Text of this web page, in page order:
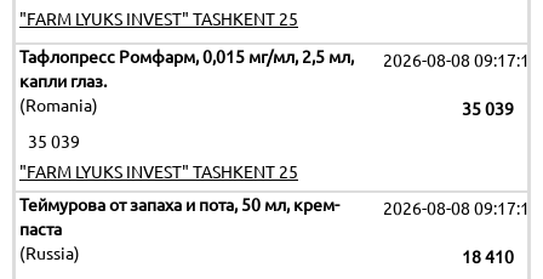
"FARM LYUKS INVEST" TASHKENT 25
Тафлопресс Ромфарм, 0,015 мг/мл, 2,5 мл,
капли глаз.
(Romania)
2026-08-08 09:17:19
35 039
35 039
"FARM LYUKS INVEST" TASHKENT 25
Теймурова от запаха и пота, 50 мл, крем-
паста
(Russia)
2026-08-08 09:17:19
18 410